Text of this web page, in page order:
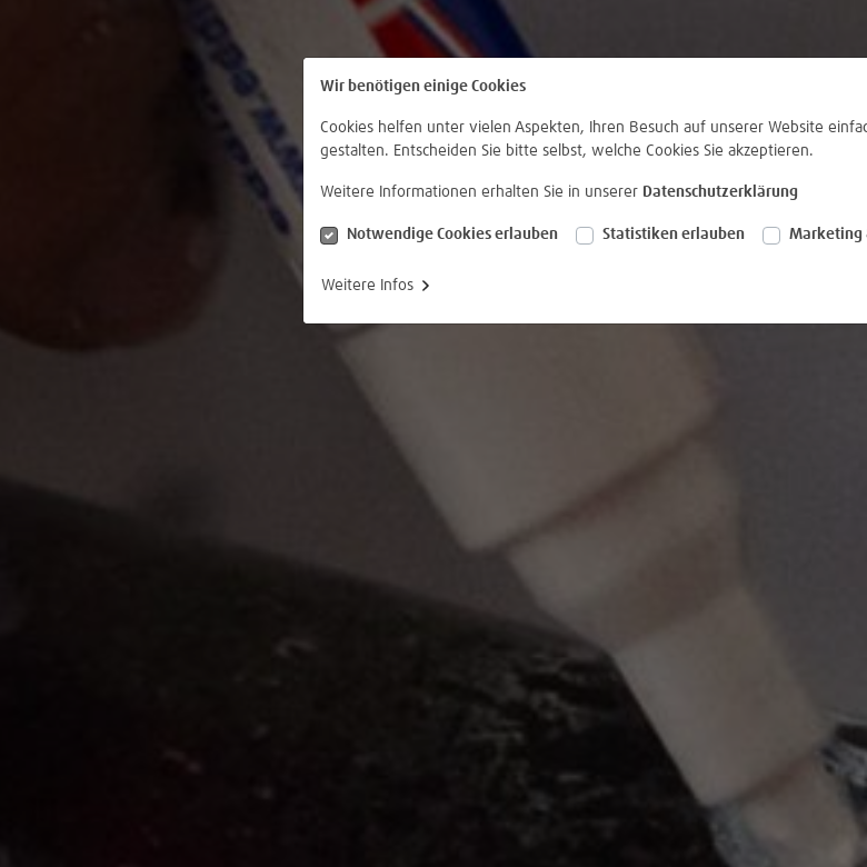
Wir benötigen einige Cookies
Cookies helfen unter vielen Aspekten, Ihren Besuch auf unserer Website
gestalten. Entscheiden Sie bitte selbst, welche Cookies Sie akzeptieren.
Weitere Informationen erhalten Sie in unserer Datenschutzerklärung
Notwendige Cookies erlauben Statistiken erlauben Marketing
Weitere Infos